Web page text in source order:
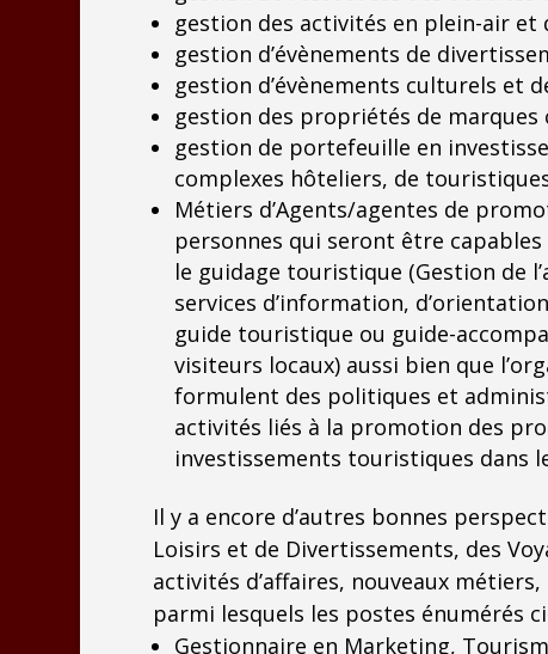
gestion des activités en plein-air et
gestion d’évènements de
gestion d’évènements culturels et
gestion des propriétés de
gestion de portefeuille en
complexes hôteliers, de
Métiers d’Agents/agentes de
personnes qui seront être
le guidage touristique (Gestion de
services d’information,
guide touristique ou guide-
visiteurs locaux) aussi bien que
formulent des politiques et
activités liés à la promotion des
investissements touristiques dans
Il y a encore d’autres bonnes
Loisirs et de Divertissements, des
activités d’affaires, nouveaux
parmi lesquels les postes énumérés
Gestionnaire en Marketing,